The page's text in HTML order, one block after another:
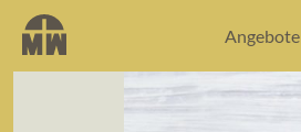
Angebote